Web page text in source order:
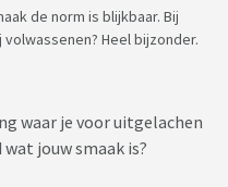
de norm is blijkbaar. Bij
Heel bijzonder.
waar je voor uitgelachen
jouw smaak is?